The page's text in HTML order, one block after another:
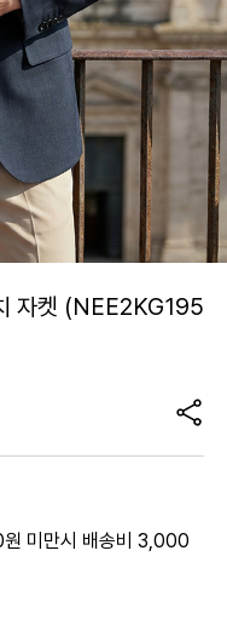
자켓 (NEE2KG195
미만시 배송비 3,000